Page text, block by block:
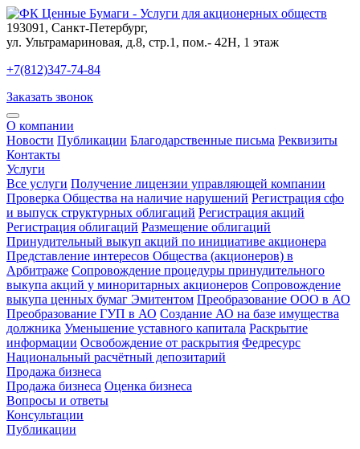
193091 , Санкт-Петербург,
ул. Ультрамариновая, д.8, стр.1, пом.- 42Н, 1 этаж
+7(812)347-74-84
Заказать звонок
О компании
Новости Публикации Благодарственные письма Реквизиты
Контакты
Услуги
Все услуги Получение лицензии управляющей компании
Проверка Общества на наличие нарушений Регистрация сфо
и выпуск структурных облигаций Регистрация акций
Регистрация облигаций Размещение облигаций
Принудительный выкуп акций по инициативе акционера
Представление интересов Общества (акционеров) в
Арбитраже Сопровождение процедуры принудительного
выкупа акций у миноритарных акционеров Сопровождение
выкупа ценных бумаг Эмитентом Преобразование ООО в АО
Преобразование ГУП в АО Создание АО на базе имущества
должника Уменьшение уставного капитала Раскрытие
информации Освобождение от раскрытия Федресурс
Национальный расчётный депозитарий
Продажа бизнеса
Продажа бизнеса Оценка бизнеса
Вопросы и ответы
Консультации
Публикации